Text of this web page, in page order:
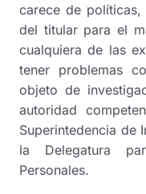
carece de
del titular para el
cualquiera de las
tener problemas
objeto de
autoridad
Superintedencia de
la Delegatura
Personales.